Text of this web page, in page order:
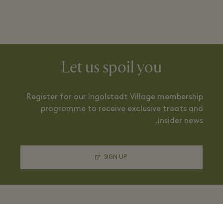
Let us spoil you
Register for our Ingolstadt Village membership
programme to receive exclusive treats and
insider news.
SIGN UP